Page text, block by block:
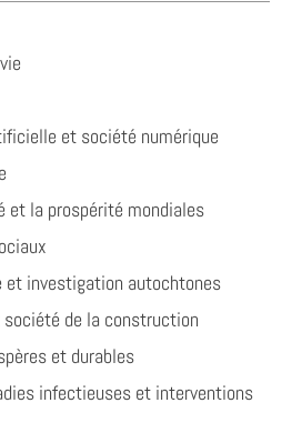
et société numérique
et la prospérité mondiales
et investigation autochtones
de la construction
et durables
infectieuses et interventions